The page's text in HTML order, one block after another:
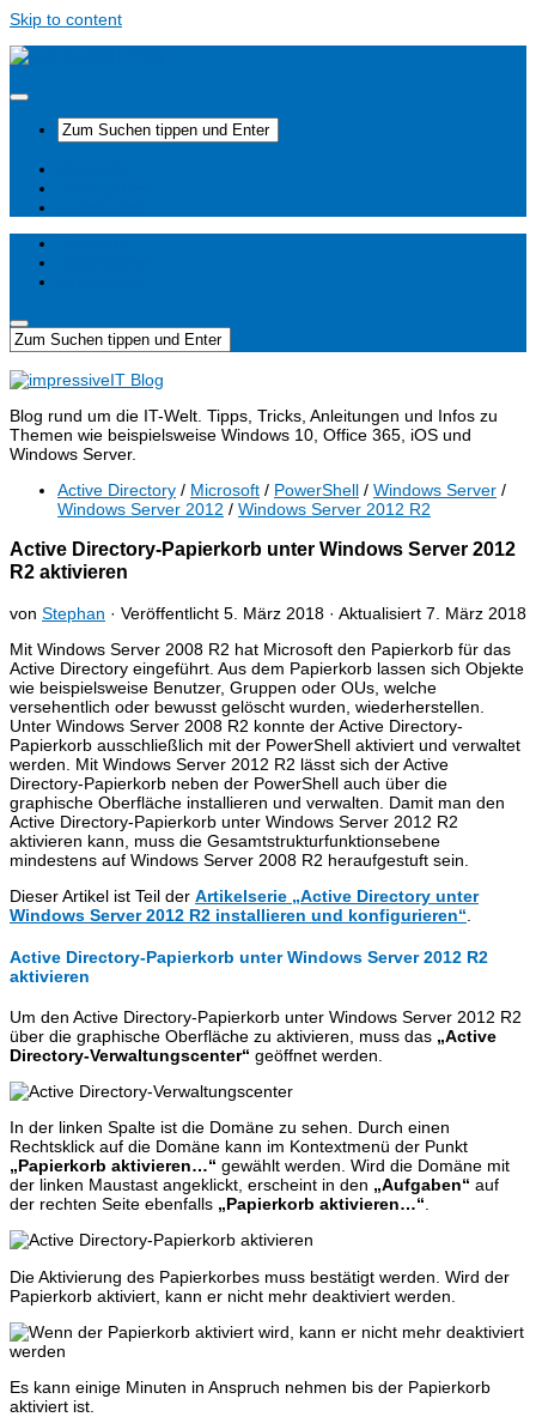
Skip to content
Blog rund um die IT-Welt. Tipps, Tricks, Anleitungen und Infos zu
Themen wie beispielsweise Windows 10, Office 365, iOS und
Windows Server.
Active Directory / Microsoft / PowerShell / Windows Server /
Windows Server 2012 / Windows Server 2012 R2
Active Directory-Papierkorb unter Windows Server 2012
R2 aktivieren
von Stephan · Veröffentlicht 5. März 2018 · Aktualisiert 7. März 2018
Mit Windows Server 2008 R2 hat Microsoft den Papierkorb für das
Active Directory eingeführt. Aus dem Papierkorb lassen sich Objekte
wie beispielsweise Benutzer, Gruppen oder OUs, welche
versehentlich oder bewusst gelöscht wurden, wiederherstellen.
Unter Windows Server 2008 R2 konnte der Active Directory-
Papierkorb ausschließlich mit der PowerShell aktiviert und verwaltet
werden. Mit Windows Server 2012 R2 lässt sich der Active
Directory-Papierkorb neben der PowerShell auch über die
graphische Oberfläche installieren und verwalten. Damit man den
Active Directory-Papierkorb unter Windows Server 2012 R2
aktivieren kann, muss die Gesamtstrukturfunktionsebene
mindestens auf Windows Server 2008 R2 heraufgestuft sein.
Dieser Artikel ist Teil der Artikelserie „Active Directory unter
Windows Server 2012 R2 installieren und konfigurieren“
Active Directory-Papierkorb unter Windows Server 2012 R2
aktivieren
Um den Active Directory-Papierkorb unter Windows Server 2012 R2
über die graphische Oberfläche zu aktivieren, muss das „Active
Directory-Verwaltungscenter“ geöffnet werden.
In der linken Spalte ist die Domäne zu sehen. Durch einen
Rechtsklick auf die Domäne kann im Kontextmenü der Punkt
„Papierkorb aktivieren…“ gewählt werden. Wird die Domäne mit
der linken Maustast angeklickt, erscheint in den „Aufgaben“ auf
der rechten Seite ebenfalls „Papierkorb aktivieren…“.
Die Aktivierung des Papierkorbes muss bestätigt werden. Wird der
Papierkorb aktiviert, kann er nicht mehr deaktiviert werden.
Es kann einige Minuten in Anspruch nehmen bis der Papierkorb
aktiviert ist.